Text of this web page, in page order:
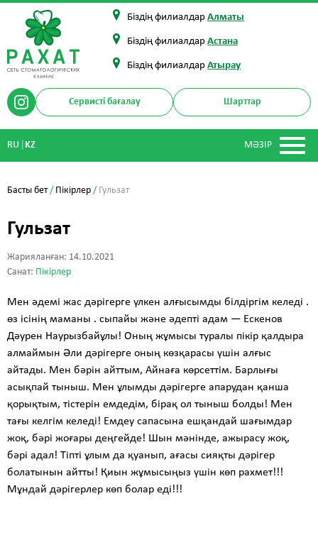
Біздің филиалдарАлматы
Біздің филиалдарАстана
Біздің филиалдарАтырау
Сервисті бағалау Шарттар
МӘЗІР
RU KZ
Басты бет/ Пікірлер / Гульзат
Гульзат
Жарияланған: 14.10.2021
Санат: Пікірлер
Мен әдемі жас дәрігерге үлкен алғысымды білдіргім келеді .
өз ісінің маманы . сыпайы және әдепті адам — Ескенов
Дәурен Наурызбайұлы! Оның жұмысы туралы пікір қалдыра
алмаймын Әли дәрігерге оның көзқарасы үшін алғыс
айтады. Мен бәрін айттым, Айнаға көрсеттім. Барлығы
асықпай тыныш. Мен ұлымды дәрігерге апарудан қанша
қорықтым, тістерін емдедім, бірақ ол тыныш болды! Мен
тағы келгім келеді! Емдеу сапасына ешқандай шағымдар
жоқ, бәрі жоғары деңгейде! Шын мәнінде, ажырасу жоқ,
бәрі адал! Тіпті ұлым да қуанып, ағасы сияқты дәрігер
болатынын айтты! Қиын жұмысыңыз үшін көп рахмет!!!
Мұндай дәрігерлер көп болар еді!!!